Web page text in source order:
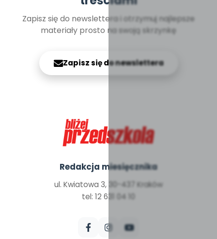
Zapisz się do newslettera i otrzymuj najlepsze
materiały prosto na swoją skrzynkę
Zapisz się do newslettera
Redakcja miesięcznika
ul. Kwiatowa 3, 30-437 Kraków
tel: 12 631 04 10